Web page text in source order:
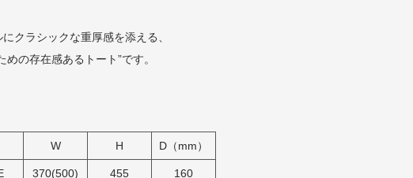
にクラシックな重厚感を添える、
めの存在感あるトート”です。
W H D（mm）
370(500) 455 160